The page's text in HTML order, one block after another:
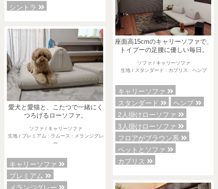
シントラ
愛犬と愛猫と、こたつで一緒にく
つろげるローソファ。
ソファ / キャリーソファ
生地 / プレミアム : ラムース : メランジグレ
ー
キャリーソファ
プレミアム
メランジグレー
座面高15cmのキャリーソファで、
トイプーの足腰に優しい毎日。
ソファ / キャリーソファ
生地 / スタンダード : カプリス : ヘンプ
キャリーソファ
スタンダード
ヘンプ
2人掛けローソファ
3人掛けローソファ
フロアがブラウン系
ペットとソファ
カプリス